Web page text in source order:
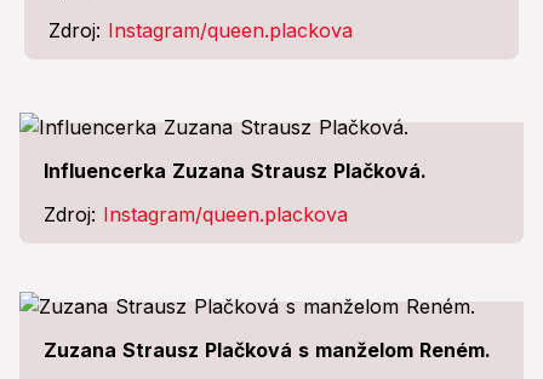
Zdroj: Instagram/queen.plackova
Influencerka Zuzana Strausz Plačková.
Zdroj: Instagram/queen.plackova
Zuzana Strausz Plačková s manželom Reném.